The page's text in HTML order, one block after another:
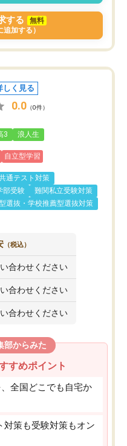
する
無料
追加する）
しく見る
0.0 （0件）
3 浪人生
自立型学習
通テスト対策
部受験
難関私立受験対策
選抜・学校推薦型選抜対策
（税込）
合わせください
合わせください
合わせください
部からみた
すめポイント
全国どこでも自宅か
対策も受験対策もオン